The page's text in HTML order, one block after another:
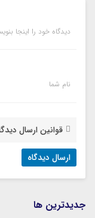
دیدگاه خود را اینجا
نام شما
قوانین ارسال
جديدترين ها